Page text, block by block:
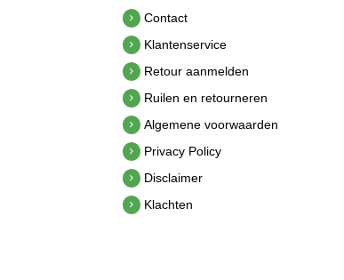
Contact
Klantenservice
Retour aanmelden
Ruilen en retourneren
Algemene voorwaarden
Privacy Policy
Disclaimer
Klachten